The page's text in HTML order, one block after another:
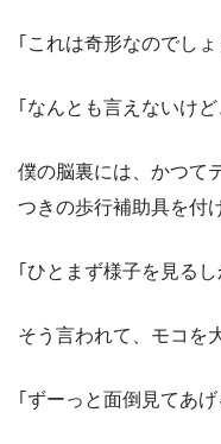
｢これは奇形なのでしょ
｢なんとも言えないけ
僕の脳裏には、かつて
つきの歩行補助具を付
｢ひとまず様子を見る
そう言われて、モコを
｢ずーっと面倒見てあ